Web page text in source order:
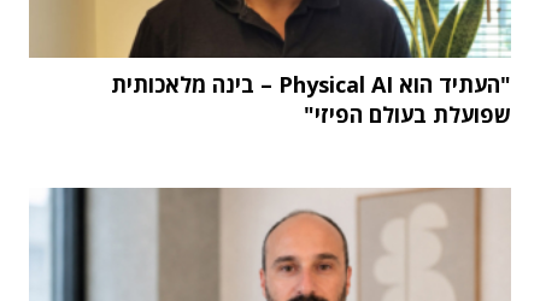
"העתיד הוא Physical AI – בינה מלאכותית
שפועלת בעולם הפיזי"